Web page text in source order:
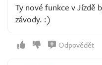
Ty nové funkce v Jízdě
závody. :)
Odpovědět